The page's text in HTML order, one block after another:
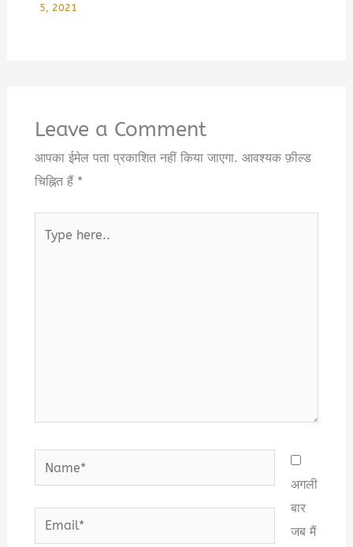
5, 2021
Leave a Comment
आपका ईमेल पता प्रकाशित नहीं किया जाएगा. आवश्यक फ़ील्ड
चिह्नित हैं *
here..
Name*
Email*
अगली
बार
जब मैं